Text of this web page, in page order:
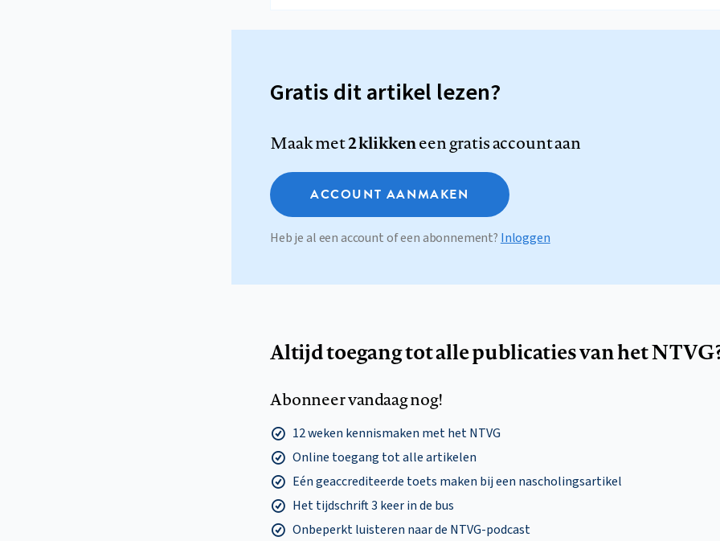
Gratis dit artikel lezen?
Maak met2 klikkeneen gratis account aan
ACCOUNT AANMAKEN
Heb je al een account of een abonnement? Inloggen
Altijd toegang tot alle publicaties van het
Abonneer vandaag nog!
12 weken kennismaken met het NTVG
Online toegang tot alle artikelen
Eén geaccrediteerde toets maken bij een nascholingsartikel
Het tijdschrift 3 keer in de bus
Onbeperkt luisteren naar de NTVG-podcast